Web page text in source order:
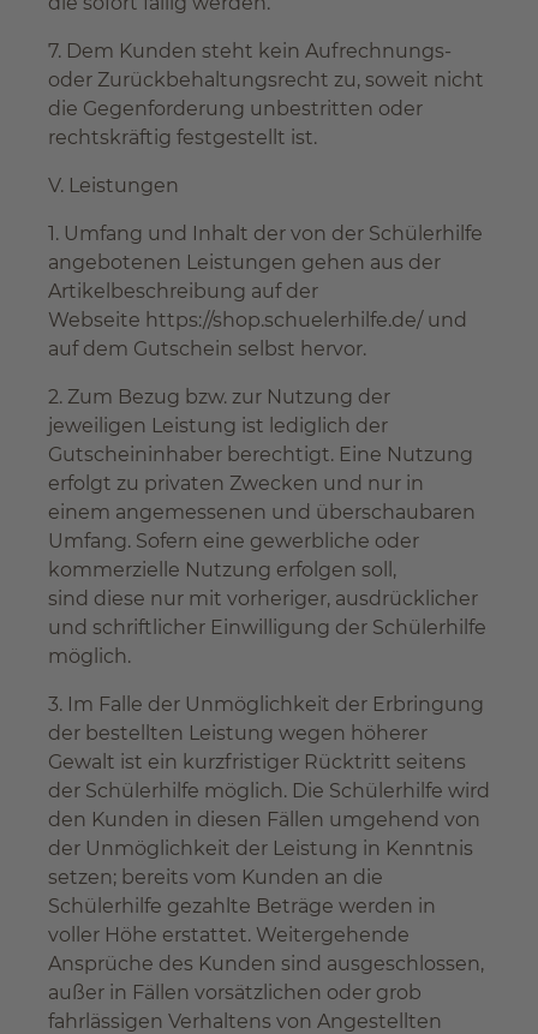
7. Dem Kunden steht kein Aufrechnungs-
oder Zurückbehaltungsrecht zu, soweit nicht
die Gegenforderung unbestritten oder
rechtskräftig festgestellt ist.
V. Leistungen
1. Umfang und Inhalt der von der Schülerhilfe
angebotenen Leistungen gehen aus der
Artikelbeschreibung auf der
Webseite https://shop.schuelerhilfe.de/ und
auf dem Gutschein selbst hervor.
2. Zum Bezug bzw. zur Nutzung der
jeweiligen Leistung ist lediglich der
Gutscheininhaber berechtigt. Eine Nutzung
erfolgt zu privaten Zwecken und nur in
einem angemessenen und überschaubaren
Umfang. Sofern eine gewerbliche oder
kommerzielle Nutzung erfolgen soll,
sind diese nur mit vorheriger, ausdrücklicher
und schriftlicher Einwilligung der Schülerhilfe
möglich.
3. Im Falle der Unmöglichkeit der Erbringung
der bestellten Leistung wegen höherer
Gewalt ist ein kurzfristiger Rücktritt seitens
der Schülerhilfe möglich. Die Schülerhilfe wird
den Kunden in diesen Fällen umgehend von
der Unmöglichkeit der Leistung in Kenntnis
setzen; bereits vom Kunden an die
Schülerhilfe gezahlte Beträge werden in
voller Höhe erstattet. Weitergehende
Ansprüche des Kunden sind ausgeschlossen,
außer in Fällen vorsätzlichen oder grob
fahrlässigen Verhaltens von Angestellten